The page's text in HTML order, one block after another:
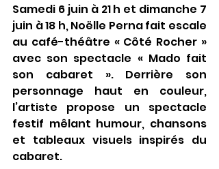
Samedi 6 juin à 21 h et dimanche 7
juin à 18 h, Noëlle Perna fait escale
au café-théâtre « Côté Rocher »
avec son spectacle « Mado fait
son cabaret ». Derrière son
personnage haut en couleur,
l’artiste propose un spectacle
festif mêlant humour, chansons
et tableaux visuels inspirés du
cabaret.